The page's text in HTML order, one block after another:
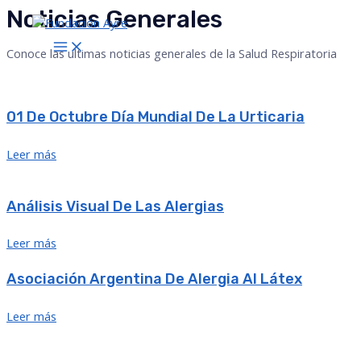
Ir
al
contenidoMAIN
MENU
Noticias Generales
Conoce las ultimas noticias generales de la Salud Respiratoria
01 De Octubre Día Mundial De La Urticaria
Leer más
Análisis Visual De Las Alergias
Leer más
Asociación Argentina De Alergia Al Látex
Leer más